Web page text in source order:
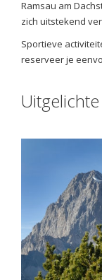
Ramsau am
zich uitstekend
Sportieve
reserveer je